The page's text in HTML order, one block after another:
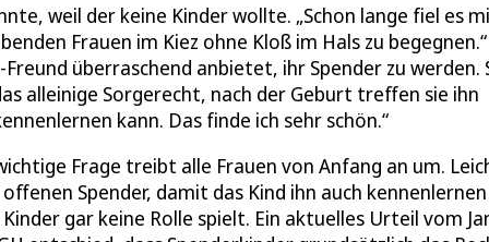
weil der keine Kinder wollte. „Schon lange fiel es
Frauen im Kiez ohne Kloß im Hals zu begegnen.“
überraschend anbietet, ihr Spender zu werden.
alleinige Sorgerecht, nach der Geburt treffen sie ihn
kann. Das finde ich sehr schön.“
Frage treibt alle Frauen von Anfang an um.
Spender, damit das Kind ihn auch kennenlernen
gar keine Rolle spielt. Ein aktuelles Urteil vom